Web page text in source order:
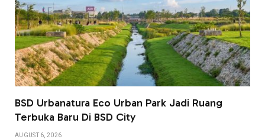
BSD Urbanatura Eco Urban Park Jadi Ruang
Terbuka Baru Di BSD City
AUGUST 6, 2026